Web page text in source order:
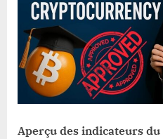
Aperçu des indicateurs